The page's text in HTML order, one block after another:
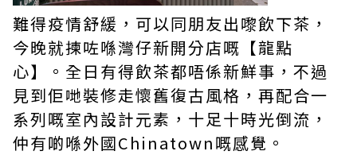
難得疫情舒緩，可以同朋友出嚟飲下茶，
今晚就揀咗喺灣仔新開分店嘅【龍點
心】。全日有得飲茶都唔係新鮮事，不過
見到佢哋裝修走懷舊復古風格，再配合一
系列嘅室內設計元素，十足十時光倒流，
仲有啲喺外國Chinatown嘅感覺。